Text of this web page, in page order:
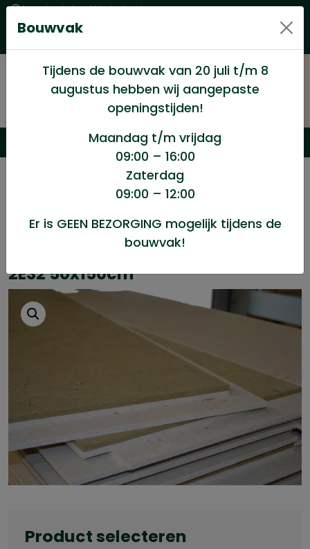
Levering in heel Nederland
Goede kwaliteitsproducten met een eerlijke prijs
Wand en Plafond/Agnes one Step,Gips,Fermacell
Fermacel 30mm Vloerelement 2E32 50x150cm*
Fermacel 30mm Vloerelement
2E32 50x150cm*
Product selecteren
Bouwvak
Tijdens de bouwvak van 20 juli t/m 8
augustus hebben wij aangepaste
openingstijden!
Maandag t/m vrijdag
09:00 – 16:00
Zaterdag
09:00 – 12:00
Er is GEEN BEZORGING mogelijk tijdens de
bouwvak!